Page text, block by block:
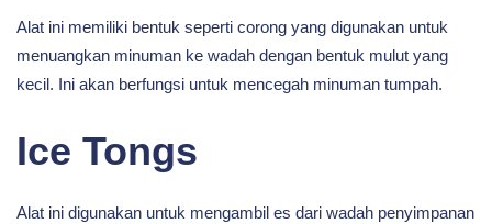
Alat ini memiliki bentuk seperti corong yang digunakan untuk
menuangkan minuman ke wadah dengan bentuk mulut yang
kecil. Ini akan berfungsi untuk mencegah minuman tumpah.
Ice Tongs
Alat ini digunakan untuk mengambil es dari wadah penyimpanan